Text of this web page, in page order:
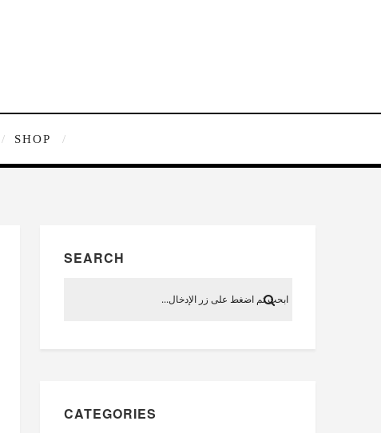
SHOP
SEARCH
CATEGORIES